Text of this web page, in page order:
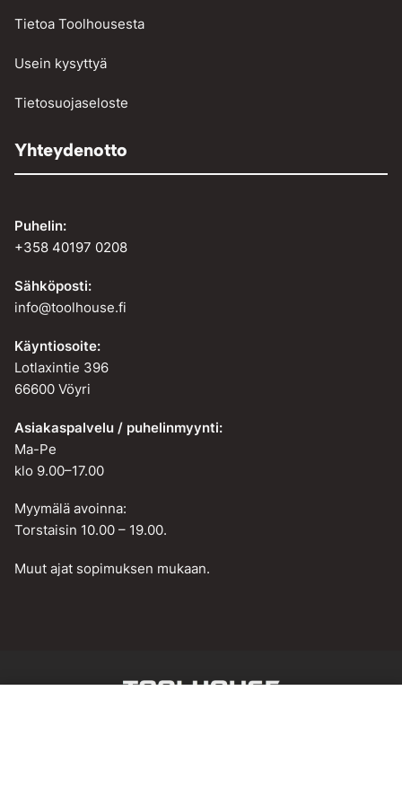
Tietoa Toolhousesta
Usein kysyttyä
Tietosuojaseloste
Yhteydenotto
Puhelin:
+358 40197 0208
Sähköposti:
info@toolhouse.fi
Käyntiosoite:
Lotlaxintie 396
66600 Vöyri
Asiakaspalvelu / puhelinmyynti:
Ma-Pe
klo 9.00–17.00
Myymälä avoinna:
Torstaisin 10.00 – 19.00.
Muut ajat sopimuksen mukaan.